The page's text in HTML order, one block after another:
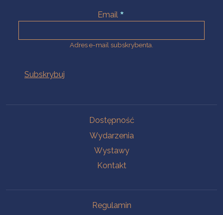
Email
Adres e-mail subskrybenta.
Dostępność
Wydarzenia
Wystawy
Kontakt
Regulamin